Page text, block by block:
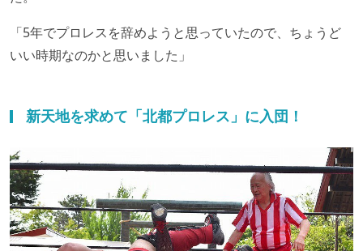
「5年でプロレスを辞めようと思っていたので、ちょうど
いい時期なのかと思いました」
新天地を求めて「北都プロレス」に入団！